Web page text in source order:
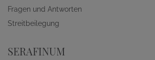
Fragen und Antworten
Streitbeilegung
SERAFINUM